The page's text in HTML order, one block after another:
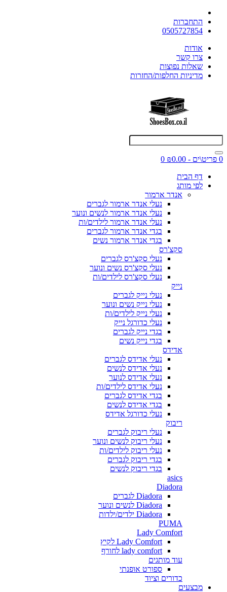
התחברות
0505727854
אודות
צרו קשר
שאלות נפוצות
מדיניות החלפות/החזרות
0 פריט\ים - ₪0.00
0
דף הבית
לפי מותג
אנדר ארמור
נעלי אנדר ארמור לגברים
נעלי אנדר ארמור לנשים ונוער
נעלי אנדר ארמור לילדים/ות
בגדי אנדר ארמור לגברים
בגדי אנדר ארמור נשים
סקצ'רס
נעלי סקצ'רס לגברים
נעלי סקצ'רס נשים ונוער
נעלי סקצ'רס לילדים/ות
נייק
נעלי נייק לגברים
נעלי נייק נשים ונוער
נעלי נייק לילדים/ות
נעלי כדורגל נייק
בגדי נייק לגברים
בגדי נייק נשים
אדידס
נעלי אדידס לגברים
נעלי אדידס לנשים
נעלי אדידס לנוער
נעלי אדידס לילדים/ות
בגדי אדידס לגברים
בגדי אדידס לנשים
נעלי כדורגל אדידס
ריבוק
נעלי ריבוק לגברים
נעלי ריבוק לנשים ונוער
נעלי ריבוק לילדים/ות
בגדי ריבוק לגברים
בגדי ריבוק לנשים
asics
Diadora
Diadora לגברים
Diadora לנשים ונוער
Diadora ילדים/ילדות
PUMA
Lady Comfort
Lady Comfort לקיץ
lady comfort לחורף
עוד מותגים
ספורט אופנתי
כדורים וציוד
מבצעים